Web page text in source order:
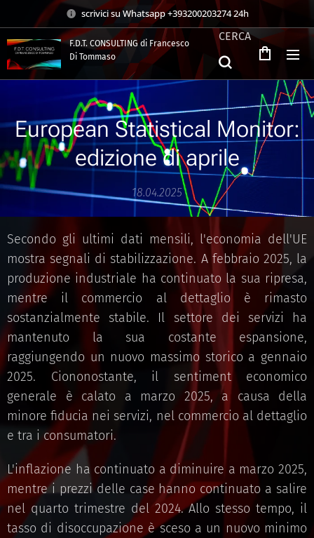
scrivici su Whatsapp +393200203274 24h
F.D.T. CONSULTING di Francesco
Di Tommaso
CERCA
European Statistical Monitor:
edizione di aprile
18.04.2025
Secondo gli ultimi dati mensili, l'economia dell'UE
mostra segnali di stabilizzazione. A febbraio 2025, la
produzione industriale ha continuato la sua ripresa,
mentre il commercio al dettaglio è rimasto
sostanzialmente stabile. Il settore dei servizi ha
mantenuto la sua costante espansione,
raggiungendo un nuovo massimo storico a gennaio
2025. Ciononostante, il sentiment economico
generale è calato a marzo 2025, a causa della
minore fiducia nei servizi, nel commercio al dettaglio
e tra i consumatori.
L'inflazione ha continuato a diminuire a marzo 2025,
mentre i prezzi delle case hanno continuato a salire
nel quarto trimestre del 2024. Allo stesso tempo, il
tasso di disoccupazione è sceso a un nuovo minimo